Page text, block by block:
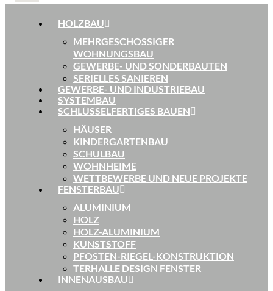
HOLZBAU
MEHRGESCHOSSIGER
WOHNUNGSBAU
GEWERBE- UND SONDERBAUTEN
SERIELLES SANIEREN
GEWERBE- UND INDUSTRIEBAU
SYSTEMBAU
SCHLÜSSELFERTIGES BAUEN
HÄUSER
KINDERGARTENBAU
SCHULBAU
WOHNHEIME
WETTBEWERBE UND NEUE PROJEKTE
FENSTERBAU
ALUMINIUM
HOLZ
HOLZ-ALUMINIUM
KUNSTSTOFF
PFOSTEN-RIEGEL-KONSTRUKTION
TERHALLE DESIGN FENSTER
INNENAUSBAU